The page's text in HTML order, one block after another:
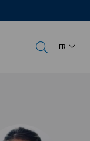
FR